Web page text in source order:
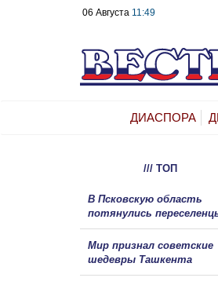
06 Августа 11:49
ДИАСПОРА
/// ТОП
В Псковскую область
потянулись
Мир признал советские
шедевры Ташкента